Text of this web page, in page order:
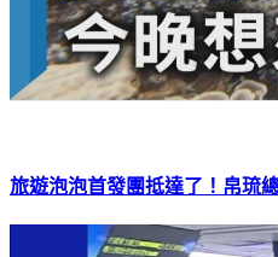
旅遊泡泡首發團抵達了！帛琉